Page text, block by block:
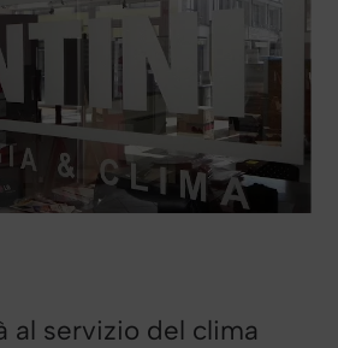
al servizio del clima